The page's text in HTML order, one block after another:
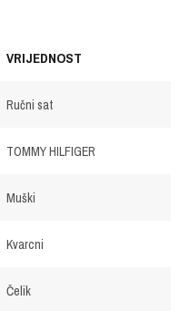
VRIJEDNOST
Ručni sat
TOMMY HILFIGER
Muški
Kvarcni
Čelik